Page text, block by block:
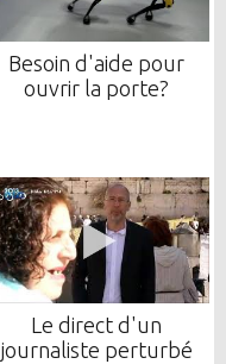
Besoin d'aide pour
ouvrir la porte?
Le direct d'un
journaliste perturbé